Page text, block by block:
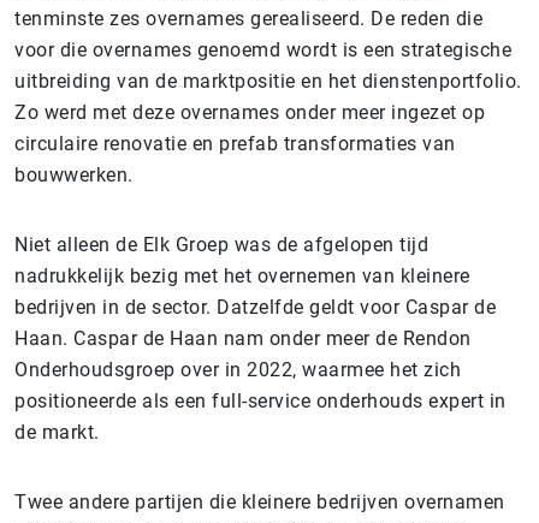
tenminste zes overnames gerealiseerd. De reden die
voor die overnames genoemd wordt is een strategische
uitbreiding van de marktpositie en het dienstenportfolio.
Zo werd met deze overnames onder meer ingezet op
circulaire renovatie en prefab transformaties van
bouwwerken.
Niet alleen de Elk Groep was de afgelopen tijd
nadrukkelijk bezig met het overnemen van kleinere
bedrijven in de sector. Datzelfde geldt voor Caspar de
Haan. Caspar de Haan nam onder meer de Rendon
Onderhoudsgroep over in 2022, waarmee het zich
positioneerde als een full-service onderhouds expert in
de markt.
Twee andere partijen die kleinere bedrijven overnamen